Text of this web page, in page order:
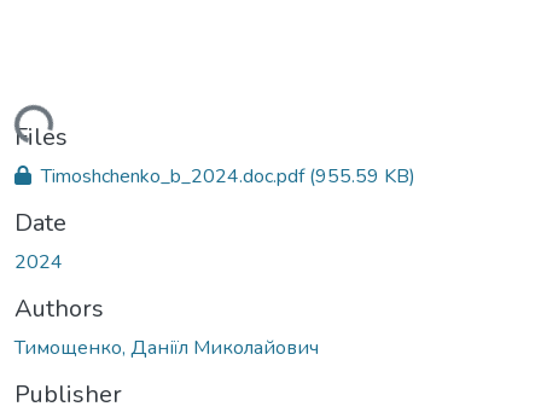
Files
Timoshchenko_b_2024.doc.pdf(955.59 KB)
Date
2024
Authors
Тимощенко, Даніїл Миколайович
Publisher